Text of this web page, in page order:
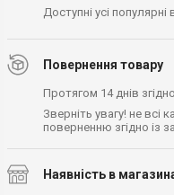
Доступні усі
Повернення товару
Протягом 14 днів
Зверніть увагу! не всі
поверненню згідно із
Наявність в